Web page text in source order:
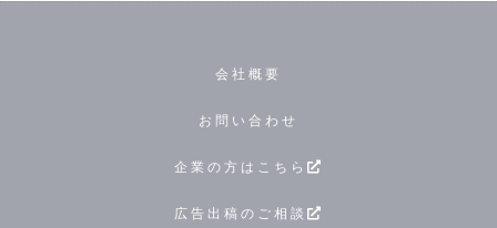
会社概要
お問い合わせ
企業の方はこちら
広告出稿のご相談